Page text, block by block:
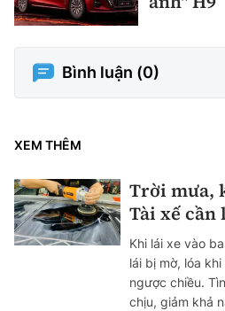
Bình luận (0)
XEM THÊM
Trời mưa,
Tài xế cần
Khi lái xe vào
lái bị mờ, lóa
ngược chiều.
chịu, giảm khả